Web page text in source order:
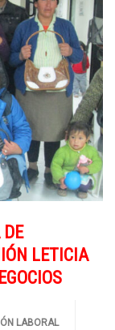
LETICIA
LABORAL